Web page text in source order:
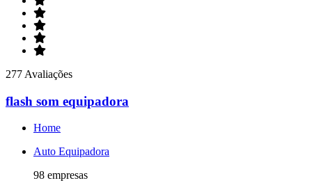
277 Avaliações
flash som equipadora
Home
Auto Equipadora
98 empresas